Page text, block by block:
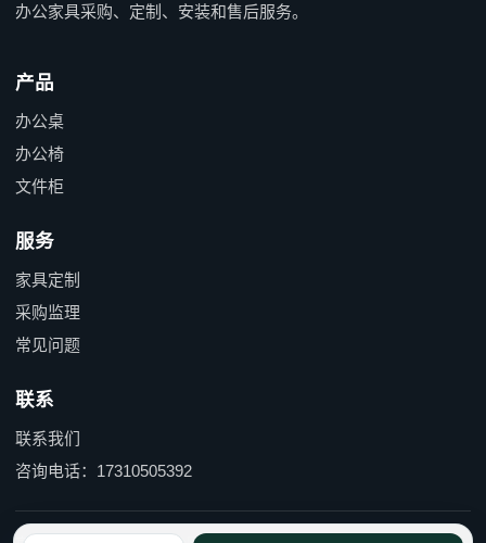
办公家具采购、定制、安装和售后服务。
产品
办公桌
办公椅
文件柜
服务
家具定制
采购监理
常见问题
联系
联系我们
咨询电话：17310505392